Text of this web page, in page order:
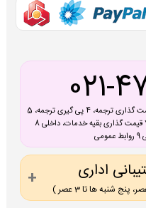
021-
داخلی 1 تقویت رزومه، 2 چاپ و نشر کتاب، 3 قیمت گذاری ترجمه، 4 پی گیری ترجمه، 5
قیمت گذاری تایپ، 6 پی گیری تایپ، داخلی 7 قیمت گذاری بقیه خدمات، داخلی 8
اداری